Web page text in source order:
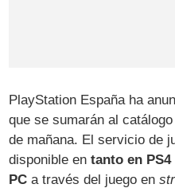
PlayStation España ha
que se sumarán al
de mañana. El servicio de
disponible entanto en
PC a través del juego en